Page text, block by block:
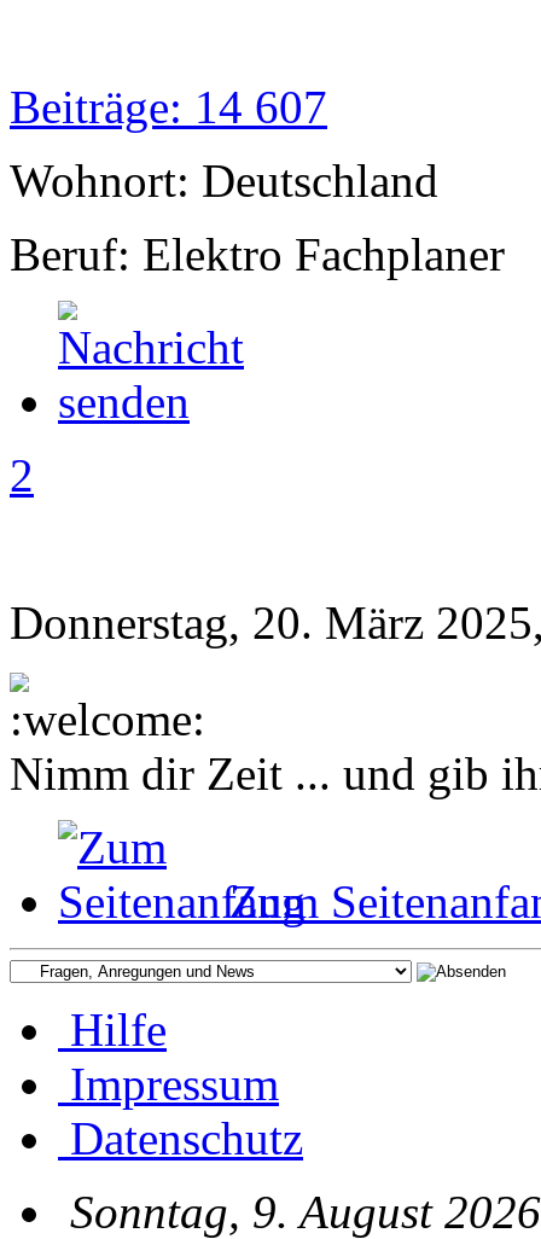
Beiträge: 14 607
Wohnort: Deutschland
Beruf: Elektro Fachplaner
2
Donnerstag, 20. März
Nimm dir Zeit ... und gib
Zum
Hilfe
Impressum
Datenschutz
Sonntag, 9. August